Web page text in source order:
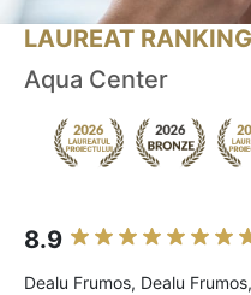
LAUREAT
Aqua Center
8.9
Dealu Frumos, Dealu